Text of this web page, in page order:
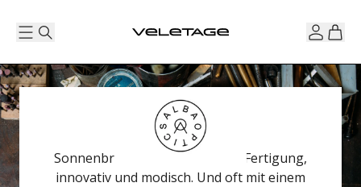
Sonnenbrillen aus italienischer Fertigung,
innovativ und modisch. Und oft mit einem